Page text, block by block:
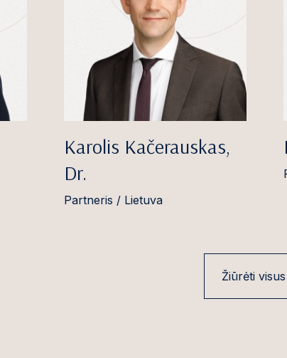
Karolis Kačerauskas,
Dr.
Partneris / Lietuva
Žiūrėti visus